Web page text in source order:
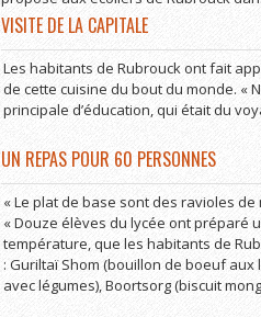
VISITE DE LA CAPITALE
Les habitants de Rubrouck ont fait
de cette cuisine du bout du monde. «
principale d’éducation, qui était du
UN REPAS POUR 60 PERSONNES
« Le plat de base sont des ravioles
« Douze élèves du lycée ont préparé
température, que les habitants de
: Guriltaï Shom (bouillon de boeuf
avec légumes), Boortsorg (biscuit